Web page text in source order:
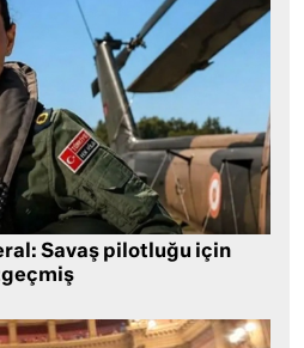
Savaş pilotluğu için